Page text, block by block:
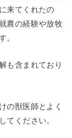
来てくれたの
農の経験や放牧
。
も含まれており
の獣医師とよく
てください。